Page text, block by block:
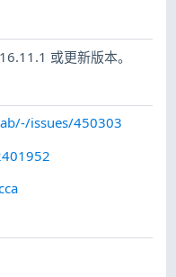
或更新版本。
issues/450303